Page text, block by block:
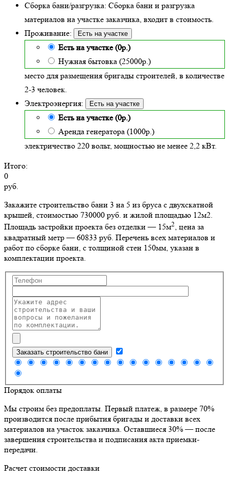
Сборка бани/разгрузка: Сборка бани и разгрузка
материалов на участке заказчика, входит в стоимость.
Проживание:
Есть на участке
Есть на участке (0р.)
Нужная бытовка (25000р.)
место для размещения бригады строителей, в количестве
2-3 человек.
Электроэнергия:
Есть на участке
Есть на участке (0р.)
Аренда генератора (1000р.)
электричество 220 вольт, мощностью не менее 2,2 кВт.
Итого:
0
руб.
Закажите строительство бани 3 на 5 из бруса с двухскатной
крышей, стоимостью 730000 руб. и жилой площадью 12м2.
Площадь застройки проекта без отделки — 15м2, цена за
квадратный метр — 60833 руб. Перечень всех материалов и
работ по сборке бани, с толщиной стен 150мм, указан в
комплектации проекта.
Заказать строительство бани
Порядок оплаты
Мы строим без предоплаты. Первый платеж, в размере 70%
производится после прибытия бригады и доставки всех
материалов на участок заказчика. Оставшиеся 30% — после
завершения строительства и подписания акта приемки-
передачи.
Расчет стоимости доставки